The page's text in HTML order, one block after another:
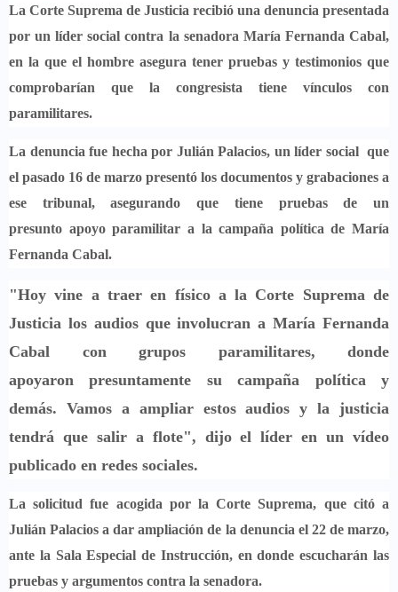
La Corte Suprema de Justicia recibió una denuncia presentada
por un líder social contra la senadora María Fernanda Cabal,
en la que el hombre asegura tener pruebas y testimonios que
comprobarían que la congresista tiene vínculos con
paramilitares.
La denuncia fue hecha por Julián Palacios, un líder social que
el pasado 16 de marzo presentó los documentos y grabaciones a
ese tribunal, asegurando que tiene pruebas de un
presunto apoyo paramilitar a la campaña política de María
Fernanda Cabal.
"Hoy vine a traer en físico a la Corte Suprema de
Justicia los audios que involucran a María Fernanda
Cabal con grupos paramilitares, donde
apoyaron presuntamente su campaña política y
demás. Vamos a ampliar estos audios y la justicia
tendrá que salir a flote", dijo el líder en un vídeo
publicado en redes sociales.
La solicitud fue acogida por la Corte Suprema, que citó a
Julián Palacios a dar ampliación de la denuncia el 22 de marzo,
ante la Sala Especial de Instrucción, en donde escucharán las
pruebas y argumentos contra la senadora.